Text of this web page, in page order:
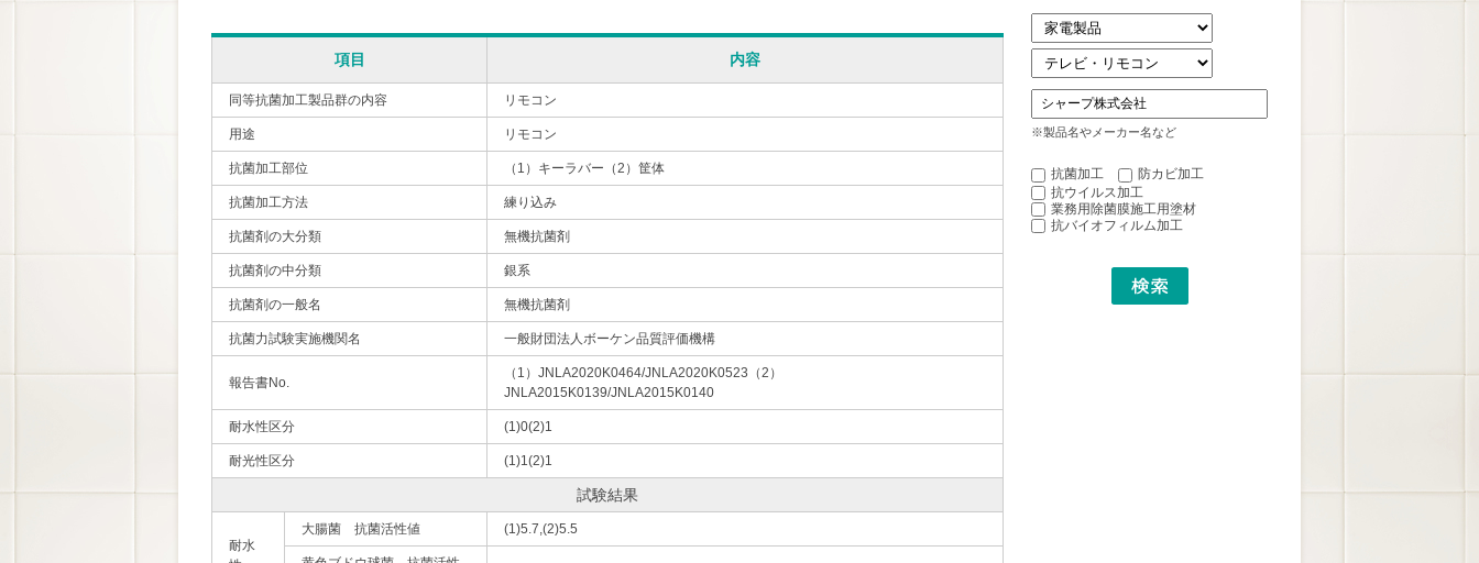
項目 内容
同等抗菌加工製品群の内容 リモコン
用途 リモコン
抗菌加工部位 （1）キーラバー（2）筐体
抗菌加工方法 練り込み
抗菌剤の大分類 無機抗菌剤
抗菌剤の中分類 銀系
抗菌剤の一般名 無機抗菌剤
抗菌力試験実施機関名 一般財団法人ボーケン品質評価機構
報告書No.
（1）JNLA2020K0464/JNLA2020K0523（2）
JNLA2015K0139/JNLA2015K0140
耐水性区分 (1)0(2)1
耐光性区分 (1)1(2)1
試験結果
耐水
大腸菌 抗菌活性値 (1)5.7,(2)5.5
※製品名やメーカー名など
抗菌加工
防カビ加工
抗ウイルス加工
業務用除菌膜施工用塗材
抗バイオフィルム加工